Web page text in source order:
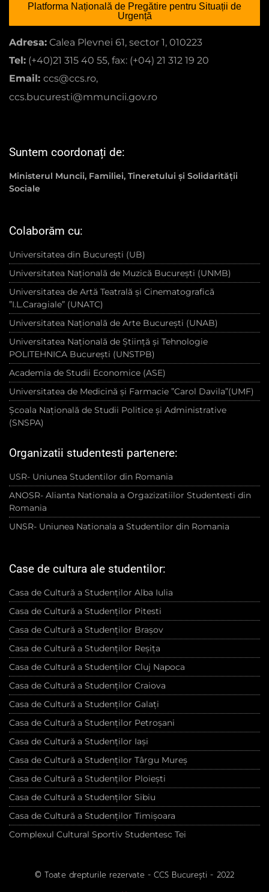
Platforma Națională de Pregătire pentru Situații de
Urgență
Adresa: Calea Plevnei 61, sector 1, 010223
Tel: (+40)21 315 40 55, fax: (+04) 21 312 19 20
Email: ccs@ccs.ro,
ccs.bucuresti@mmuncii.gov.ro
Suntem coordonați de:
Ministerul Muncii, Familiei, Tineretului și Solidarității
Sociale
Colaborăm cu:
Universitatea din București (UB)
Universitatea Națională de Muzică București (UNMB)
Universitatea de Artă Teatrală și Cinematografică
”I.L.Caragiale” (UNATC)
Universitatea Națională de Arte București (UNAB)
Universitatea Națională de Știință și Tehnologie
POLITEHNICA București (UNSTPB)
Academia de Studii Economice (ASE)
Universitatea de Medicină și Farmacie ”Carol Davila”(UMF)
Școala Națională de Studii Politice și Administrative
(SNSPA)
Organizatii studentesti partenere:
USR- Uniunea Studentilor din Romania
ANOSR- Alianta Nationala a Orgazizatiilor Studentesti din
Romania
UNSR- Uniunea Nationala a Studentilor din Romania
Case de cultura ale studentilor:
Casa de Cultură a Studenților Alba Iulia
Casa de Cultură a Studenților Pitesti
Casa de Cultură a Studenților Brașov
Casa de Cultură a Studenților Reșița
Casa de Cultură a Studenților Cluj Napoca
Casa de Cultură a Studenților Craiova
Casa de Cultură a Studenților Galați
Casa de Cultură a Studenților Petroșani
Casa de Cultură a Studenților Iași
Casa de Cultură a Studenților Târgu Mureș
Casa de Cultură a Studenților Ploiești
Casa de Cultură a Studenților Sibiu
Casa de Cultură a Studenților Timișoara
Complexul Cultural Sportiv Studentesc Tei
© Toate drepturile rezervate - CCS București - 2022